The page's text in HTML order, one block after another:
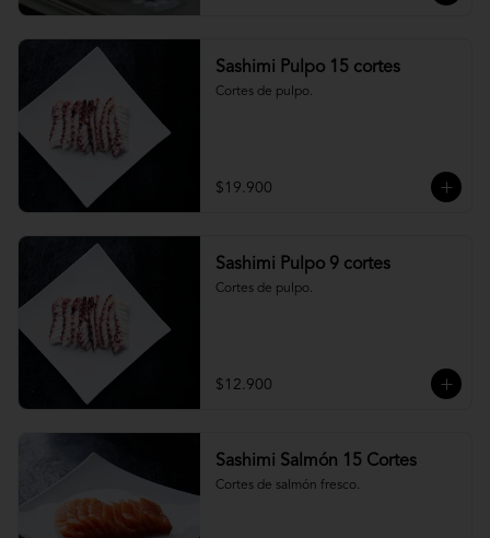
Sashimi Pulpo 15 cortes
Cortes de pulpo.
$19.900
Sashimi Pulpo 9 cortes
Cortes de pulpo.
$12.900
Sashimi Salmón 15 Cortes
Cortes de salmón fresco.